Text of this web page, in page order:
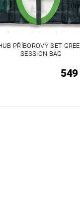
PŘÍBOROVÝ SET
SESSION BAG
549